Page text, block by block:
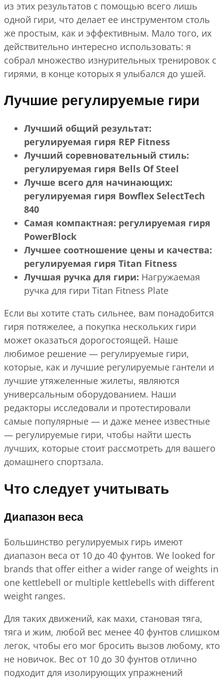
из этих результатов с помощью всего лишь
одной гири, что делает ее инструментом столь
же простым, как и эффективным. Мало того, их
действительно интересно использовать: я
собрал множество изнурительных тренировок с
гирями, в конце которых я улыбался до ушей.
Лучшие регулируемые гири
Лучший общий результат:
регулируемая гиря REP Fitness
Лучший соревновательный стиль:
регулируемая гиря Bells Of Steel
Лучше всего для начинающих:
регулируемая гиря Bowflex SelectTech
840
Самая компактная: регулируемая гиря
PowerBlock
Лучшее соотношение цены и качества:
регулируемая гиря Titan Fitness
Лучшая ручка для гири: Нагружаемая
ручка для гири Titan Fitness Plate
Если вы хотите стать сильнее, вам понадобится
гиря потяжелее, а покупка нескольких гири
может оказаться дорогостоящей. Наше
любимое решение — регулируемые гири,
которые, как и лучшие регулируемые гантели и
лучшие утяжеленные жилеты, являются
универсальным оборудованием. Наши
редакторы исследовали и протестировали
самые популярные — и даже менее известные
— регулируемые гири, чтобы найти шесть
лучших, которые стоит рассмотреть для вашего
домашнего спортзала.
Что следует учитывать
Диапазон веса
Большинство регулируемых гирь имеют
диапазон веса от 10 до 40 фунтов. We looked for
brands that offer either a wider range of weights in
one kettlebell or multiple kettlebells with different
weight ranges.
Для таких движений, как махи, становая тяга,
тяга и жим, любой вес менее 40 фунтов слишком
легок, чтобы его мог бросить вызов любому, кто
не новичок. Вес от 10 до 30 фунтов отлично
подходит для изолирующих упражнений